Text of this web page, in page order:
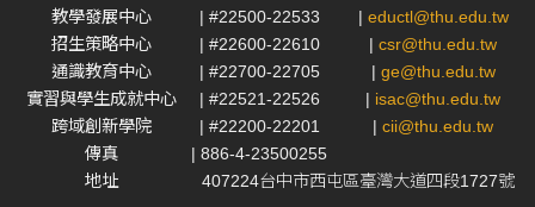
教學發展中心
| #22500-22533 | eductl@thu.edu.tw
招生策略中心
| #22600-22610 | csr@thu.edu.tw
通識教育中心
| #22700-22705 | ge@thu.edu.tw
實習與學生成就中心
| #22521-22526 | isac@thu.edu.tw
跨域創新學院
| #22200-22201 | cii@thu.edu.tw
傳真
| 886-4-23500255
地址
407224台中市西屯區臺灣大道四段1727號